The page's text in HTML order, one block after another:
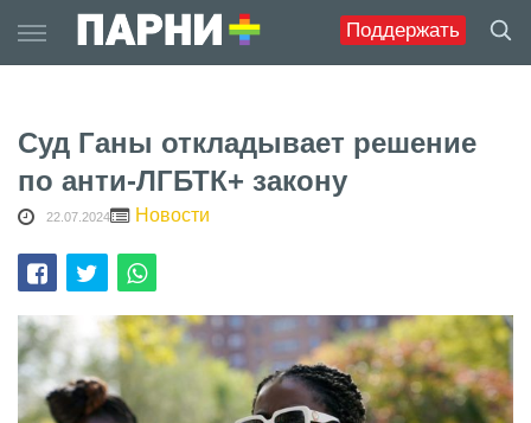
Поддержать
to
content
Суд Ганы откладывает решение
по анти-ЛГБТК+ закону
22.07.2024 Новости